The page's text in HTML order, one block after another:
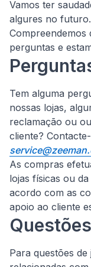
Vamos ter
algures no futuro.
Compreendemos
perguntas e
Tem alguma
nossas lojas,
reclamação ou
cliente?
As compras
lojas físicas ou
acordo com as
apoio ao cliente
Para questões